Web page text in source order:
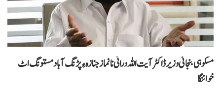
مسکوہی بنجائی وزیر ڈاکٹر آیت اللہ درانی نا نمازجنازہ ءِ پڑنگ آباد مستونگ اٹ
خواننگا